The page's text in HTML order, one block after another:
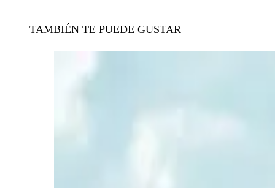
TAMBIÉN TE PUEDE GUSTAR